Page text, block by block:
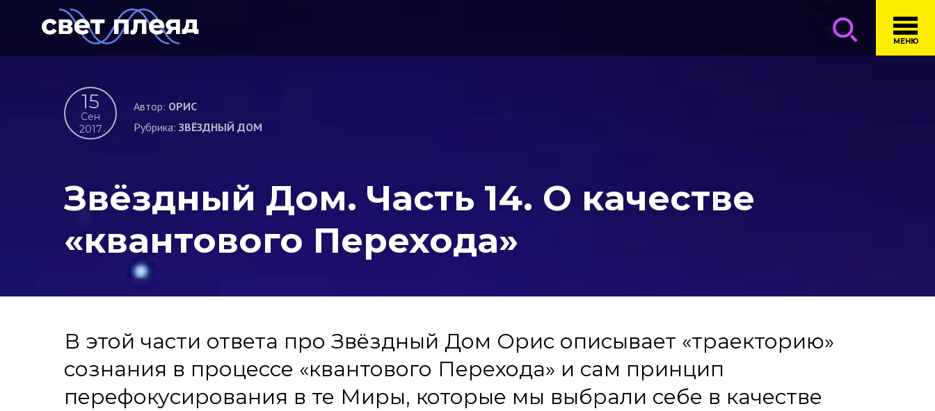
МЕНЮ
15
Сен
2017
Автор: ОРИС
Рубрика: ЗВЁЗДНЫЙ ДОМ
Звёздный Дом. Часть 14. О качестве
«квантового Перехода»
В этой части ответа про Звёздный Дом Орис описывает «траекторию»
сознания в процессе «квантового Перехода» и сам принцип
перефокусирования в те Миры, которые мы выбрали себе в качестве